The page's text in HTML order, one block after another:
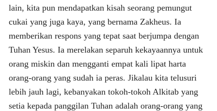
lain, kita pun mendapatkan kisah seorang pemungut
cukai yang juga kaya, yang bernama Zakheus. Ia
memberikan respons yang tepat saat berjumpa dengan
Tuhan Yesus. Ia merelakan separuh kekayaannya untuk
orang miskin dan mengganti empat kali lipat harta
orang-orang yang sudah ia peras. Jikalau kita telusuri
lebih jauh lagi, kebanyakan tokoh-tokoh Alkitab yang
setia kepada panggilan Tuhan adalah orang-orang yang